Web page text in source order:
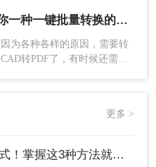
式也会影响转换后的
cad怎么转为pdf文件？教你一种一键批量转换的方法！
为各种各样的原因，需要转
转PDF了，有时候还需要
更多 >
掌握这3种方法就可以